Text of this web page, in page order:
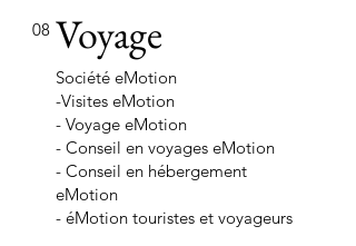
08 Voyage
Société eMotion
-Visites eMotion
- Voyage eMotion
- Conseil en voyages eMotion
- Conseil en hébergement
eMotion
- éMotion touristes et voyageurs